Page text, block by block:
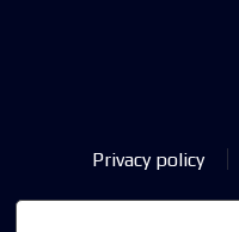
Privacy policy